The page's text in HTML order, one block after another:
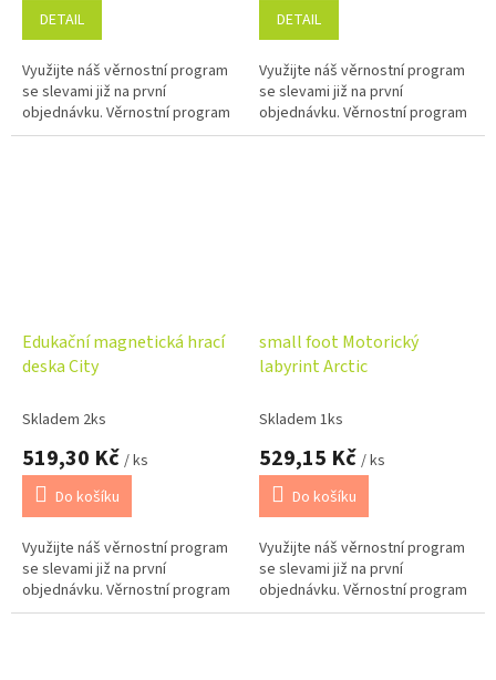
DETAIL
Využijte náš věrnostní program
se slevami již na první
objednávku. Věrnostní program
DETAIL
Využijte náš věrnostní program
se slevami již na první
objednávku. Věrnostní program
Edukační magnetická hrací
deska City
Skladem 2ks
519,30 Kč / ks
Do košíku
Využijte náš věrnostní program
se slevami již na první
objednávku. Věrnostní program
small foot Motorický
labyrint Arctic
Skladem 1ks
529,15 Kč / ks
Do košíku
Využijte náš věrnostní program
se slevami již na první
objednávku. Věrnostní program